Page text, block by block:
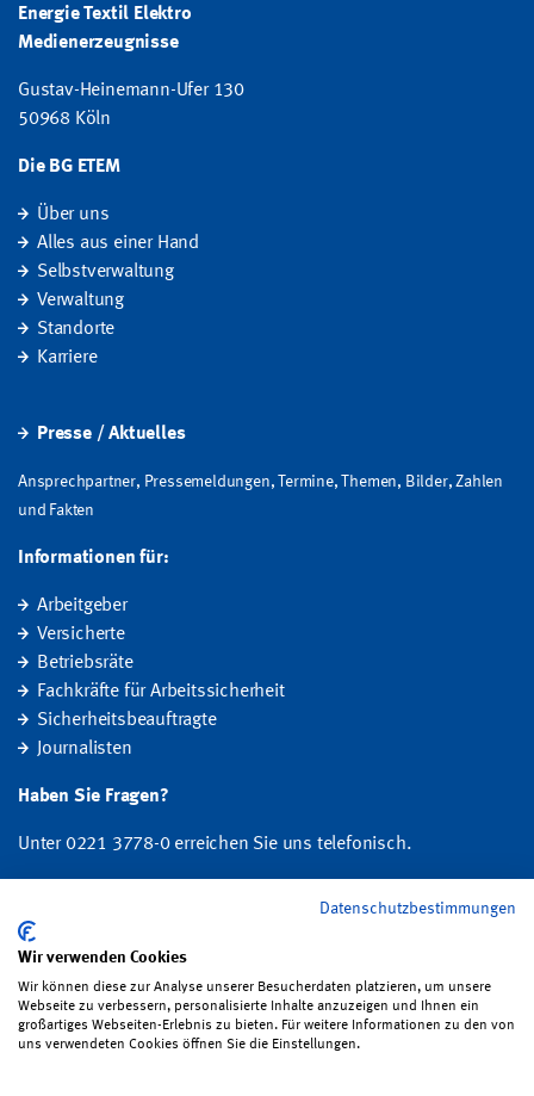
Energie Textil Elektro
Medienerzeugnisse
Gustav-Heinemann-Ufer 130
50968 Köln
Die BG ETEM
Über uns
Alles aus einer Hand
Selbstverwaltung
Verwaltung
Standorte
Karriere
Presse / Aktuelles
Ansprechpartner, Pressemeldungen, Termine, Themen, Bilder, Zahlen
und Fakten
Informationen für:
Arbeitgeber
Versicherte
Betriebsräte
Fachkräfte für Arbeitssicherheit
Sicherheitsbeauftragte
Journalisten
Haben Sie Fragen?
Unter 0221 3778-0 erreichen Sie uns telefonisch.
Entschädigung, Prävention sowie Fragen zu Mitgliedschaft und Beitrag.
Folgen Sie uns:
Datenschutzbestimmungen
Wir verwenden Cookies
Wir können diese zur Analyse unserer Besucherdaten platzieren, um unsere
Webseite zu verbessern, personalisierte Inhalte anzuzeigen und Ihnen ein
großartiges Webseiten-Erlebnis zu bieten. Für weitere Informationen zu den von
uns verwendeten Cookies öffnen Sie die Einstellungen.